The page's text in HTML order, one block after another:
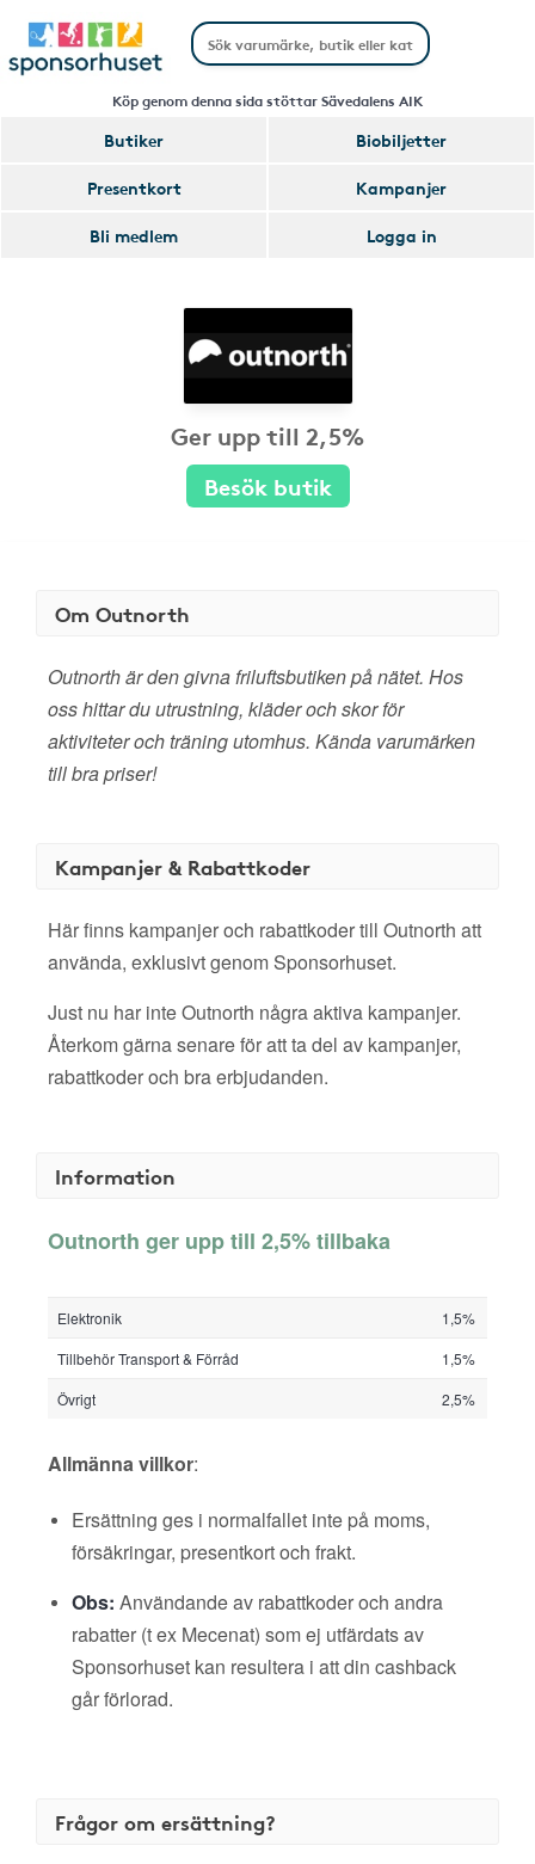
Köp genom denna sida stöttar Sävedalens AIK
Butiker
Biobiljetter
Presentkort
Kampanjer
Bli medlem
Logga in
Ger upp till 2,5%
Besök butik
Om Outnorth
Outnorth är den givna friluftsbutiken på nätet. Hos
oss hittar du utrustning, kläder och skor för
aktiviteter och träning utomhus. Kända varumärken
till bra priser!
Kampanjer & Rabattkoder
Här finns kampanjer och rabattkoder till Outnorth att
använda, exklusivt genom Sponsorhuset.
Just nu har inte Outnorth några aktiva kampanjer.
Återkom gärna senare för att ta del av kampanjer,
rabattkoder och bra erbjudanden.
Information
Outnorth ger upp till 2,5% tillbaka
Elektronik
1,5%
Tillbehör Transport & Förråd
1,5%
Övrigt
2,5%
Allmänna villkor:
Ersättning ges i normalfallet inte på moms,
försäkringar, presentkort och frakt.
Obs: Användande av rabattkoder och andra
rabatter (t ex Mecenat) som ej utfärdats av
Sponsorhuset kan resultera i att din cashback
går förlorad.
Frågor om ersättning?